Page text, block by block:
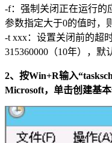
-f：强制关闭正在运行的
参数指定大于0的值时，
-t xxx：设置关闭前的超
315360000（10年），默
2、按Win+R输入
Microsoft，单击创建基本